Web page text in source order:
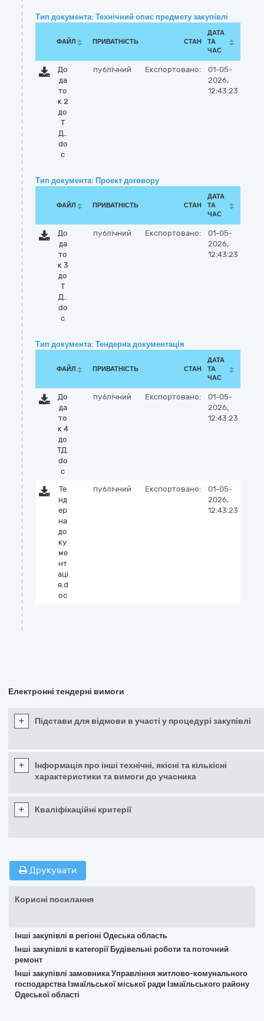
Тип документа: Технічний опис предмету закупівлі
ФАЙЛ ПРИВАТНІСТЬ СТАН
ДАТА
ТА
ЧАС
До
да
то
к 2
до
Т
Д..
do
c
публічний Експортовано:
01-05-
2026,
12:43:23
Тип документа: Проект договору
ФАЙЛ ПРИВАТНІСТЬ СТАН
ДАТА
ТА
ЧАС
До
да
то
к 3
до
Т
Д..
do
c
публічний Експортовано:
01-05-
2026,
12:43:23
Тип документа: Тендерна документація
ФАЙЛ ПРИВАТНІСТЬ СТАН
ДАТА
ТА
ЧАС
До
да
то
к 4
до
ТД.
do
c
публічний Експортовано:
01-05-
2026,
12:43:23
Те
нд
ер
на
до
ку
ме
нт
аці
я.d
oc
публічний Експортовано:
01-05-
2026,
12:43:23
Електронні тендерні вимоги
+ Підстави для відмови в участі у процедурі закупівлі
+
Інформація про інші технічні, якісні та кількісні
характеристики та вимоги до учасника
+ Кваліфікаційні критерії
Друкувати
Корисні посилання
Інші закупівлі в регіоні Одеська область
Інші закупівлі в категорії Будівельні роботи та поточний
ремонт
Інші закупівлі замовника Управління житлово-комунального
господарства Ізмаїльської міської ради Ізмаїльського району
Одеської області